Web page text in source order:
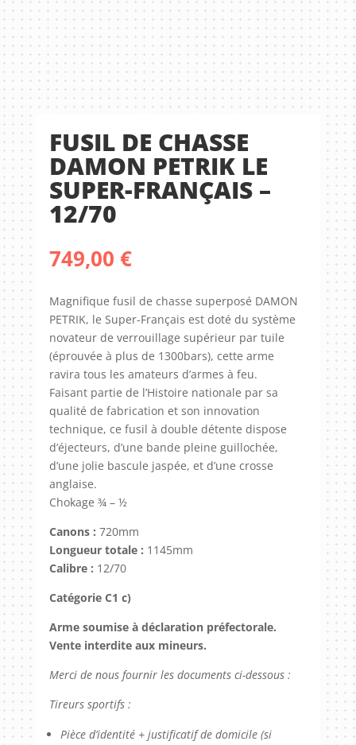
FUSIL DE CHASSE
DAMON PETRIK LE
SUPER-FRANÇAIS –
12/70
749,00 €
Magnifique fusil de chasse superposé DAMON
PETRIK, le Super-Français est doté du système
novateur de verrouillage supérieur par tuile
(éprouvée à plus de 1300bars), cette arme
ravira tous les amateurs d’armes à feu.
Faisant partie de l’Histoire nationale par sa
qualité de fabrication et son innovation
technique, ce fusil à double détente dispose
d’éjecteurs, d’une bande pleine guillochée,
d’une jolie bascule jaspée, et d’une crosse
anglaise.
Chokage ¾ – ½
Canons : 720mm
Longueur totale : 1145mm
Calibre : 12/70
Catégorie C1 c)
Arme soumise à déclaration préfectorale.
Vente interdite aux mineurs.
Merci de nous fournir les documents ci-dessous :
Tireurs sportifs :
Pièce d’identité + justificatif de domicile (si